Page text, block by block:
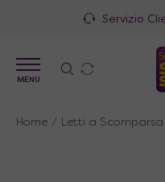
MENU
Home / Letti a Scomparsa